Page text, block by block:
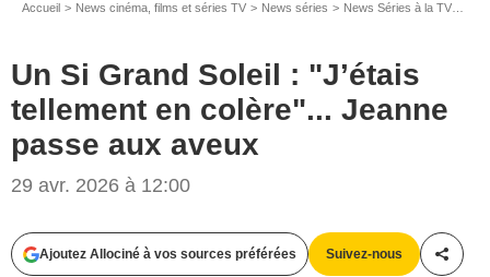
Accueil News cinéma, films et séries TV News séries News Séries à la TV
Un Si Grand Soleil : "J’étais
tellement en colère"... Jeanne
passe aux aveux
29 avr. 2026 à 12:00
Ajoutez Allociné à vos sources préférées Suivez-nous